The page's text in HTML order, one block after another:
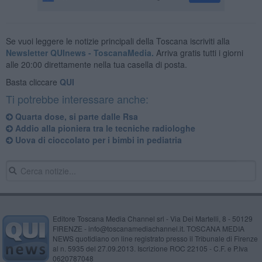
Se vuoi leggere le notizie principali della Toscana iscriviti alla
Newsletter QUInews - ToscanaMedia. Arriva gratis tutti i giorni
alle 20:00 direttamente nella tua casella di posta.
Basta cliccare QUI
Ti potrebbe interessare anche:
Quarta dose, si parte dalle Rsa
Addio alla pioniera tra le tecniche radiologhe
Uova di cioccolato per i bimbi in pediatria
Editore Toscana Media Channel srl - Via Dei Martelli, 8 - 50129
FIRENZE - info@toscanamediachannel.it. TOSCANA MEDIA
NEWS quotidiano on line registrato presso il Tribunale di Firenze
al n. 5935 del 27.09.2013. Iscrizione ROC 22105 - C.F. e P.Iva
0620787048